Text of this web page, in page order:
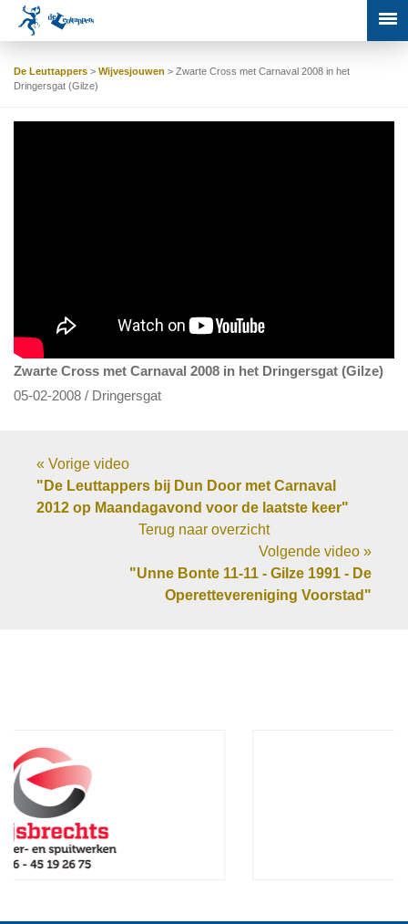
De Leuttappers > Wijvesjouwen > Zwarte Cross met Carnaval 2008 in het
Dringersgat (Gilze)
Zwarte Cross met Carnaval 2008 in het Dringersgat (Gilze)
05-02-2008 / Dringersgat
« Vorige video
"De Leuttappers bij Dun Door met Carnaval
2012 op Maandagavond voor de laatste keer"
Terug naar overzicht
Volgende video »
"Unne Bonte 11-11 - Gilze 1991 - De
Operettevereniging Voorstad"